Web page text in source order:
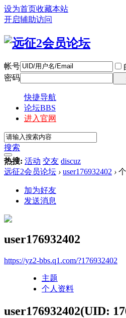
设为首页收藏本站
开启辅助访问
帐号
密码
快捷导航
论坛BBS
进入官网
搜索
热搜: 活动 交友 discuz
远征2会员论坛 › user176932402 ›
加为好友
发送消息
user176932402
https://yz2-bbs.q1.com/?176932402
主题
个人资料
user176932402(UID: